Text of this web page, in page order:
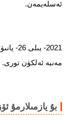
ئەسلەيمەن.
2021- يىلى 26- يانىۋار، لوندوندا قەلەمگە ئېلىندى.
مەنبە ئەلكۈن تورى.
بۇ يازمىلارمۇ